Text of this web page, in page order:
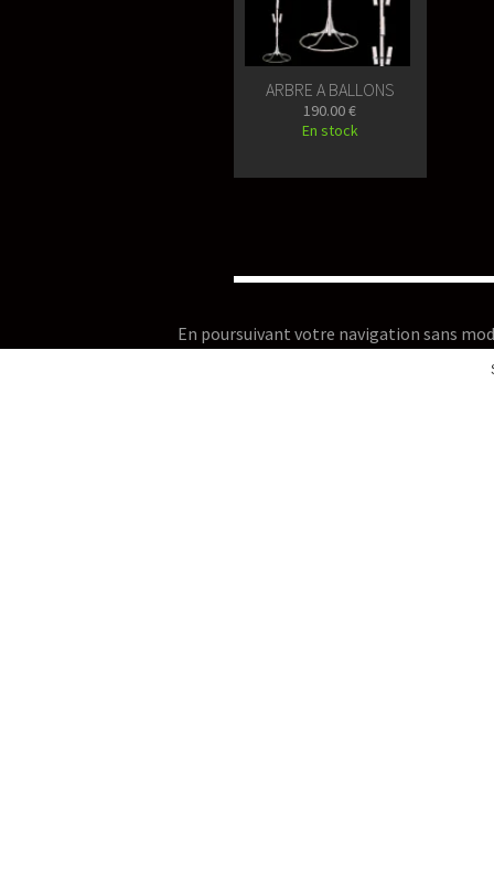
En poursuivant votre navigation sans
ARBRE A BALLONS
190.00 €
En stock